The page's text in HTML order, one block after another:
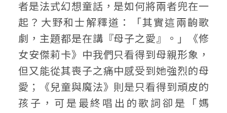
者是法式幻想童話，是如何將兩者兜在一
起？大野和士解釋道：「其實這兩齣歌
劇，主題都是在講『母子之愛』。」《修
女安傑莉卡》中我們只看得到母親形象，
但又能從其喪子之痛中感受到她強烈的母
愛；《兒童與魔法》則是只看得到頑皮的
孩子，可是最終唱出的歌詞卻是「媽